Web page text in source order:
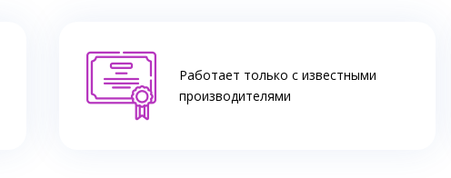
Работает только с известными
производителями